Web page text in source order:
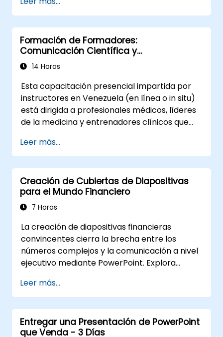
expertas, negociar exitosamente las mejores
condiciones o generar sistemáticamente
valor para los accionistas, este programa
brinda la precisión conductual y alineación
estratégica necesarias para lograr un
impacto medible.
el impacto colaborativo dentro de redes
organizacionales complejas.
Formación de Formadores:
Comunicación Científica y
Presentaciones de Alto Impacto para
Profesionales Médicos
14 Horas
Esta capacitación presencial impartida por
instructores en Venezuela (en línea o in situ)
está dirigida a profesionales médicos, líderes
de la medicina y entrenadores clínicos que
presentación, comunicación asertiva,
influencia entre pares y capacidad de narrar
historias científicas en entornos médicos de
alto riesgo.
Leer más...
Creación de Cubiertas de Diapositivas
para el Mundo Financiero
7 Horas
La creación de diapositivas financieras
convincentes cierra la brecha entre los
números complejos y la comunicación a nivel
ejecutivo mediante PowerPoint. Explora
estructuración de las diapositivas,
visualizaciones con mapas de árbol y gráficos
solares, diseños de gráficos presupuestarios e
informes simplificados que destacan las
métricas financieras clave. Guía a los
Leer más...
Entregar una Presentación de PowerPoint
que Venda - 3 Días